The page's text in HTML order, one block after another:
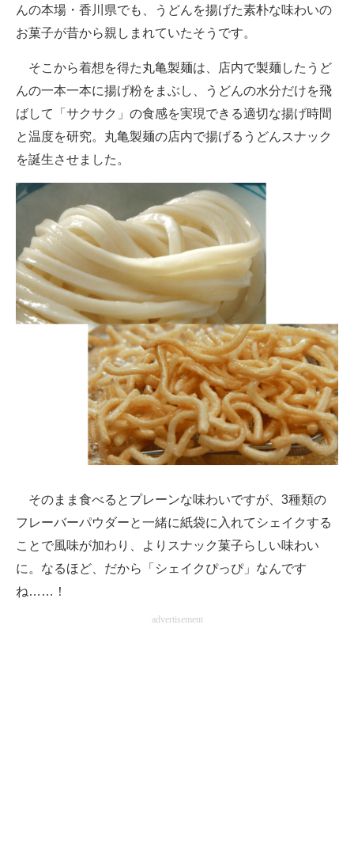
ちょっと気になるネットの話題
んの本場・香川県でも、うどんを揚げた素朴な味わいの
お菓子が昔から親しまれていたそうです。
そこから着想を得た丸亀製麺は、店内で製麺したうど
んの一本一本に揚げ粉をまぶし、うどんの水分だけを飛
ばして「サクサク」の食感を実現できる適切な揚げ時間
と温度を研究。丸亀製麺の店内で揚げるうどんスナック
を誕生させました。
そのまま食べるとプレーンな味わいですが、3種類の
フレーバーパウダーと一緒に紙袋に入れてシェイクする
ことで風味が加わり、よりスナック菓子らしい味わい
に。なるほど、だから「シェイクぴっぴ」なんです
ね……！
advertisement